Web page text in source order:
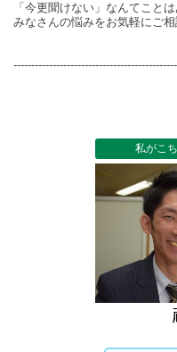
「今更聞けない」なんてことは
みなさんの悩みをお気軽にご相
私がこ